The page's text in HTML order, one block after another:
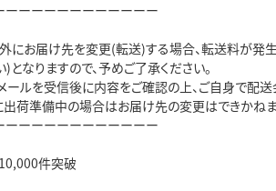
ーーーーーーーーーーー
お届け先を変更(転送)する場合、転送料が発生
なりますので、予めご了承ください。
ルを受信後に内容をご確認の上、ご自身で配送
荷準備中の場合はお届け先の変更はできかねま
ーーーーーーーーーーー
件突破